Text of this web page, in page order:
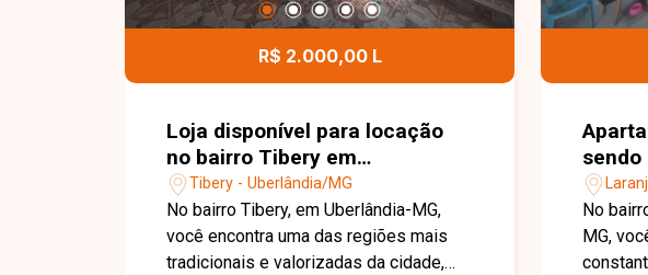
atividades comerciais. Uma excelente
escolas, consultórios ou empresas que
muito bem localizado. Entre em contato
para mais informações e agende uma
visita para conhecer esta excelente
oportunidade comercial.
busca
custo-
agende
R$ 2.000,00 L
Loja disponível para locação
no bairro Tibery em
Uberlândia-MG.
Tibery - Uberlândia/MG
No bairro Tibery, em Uberlândia-MG,
você encontra uma das regiões mais
tradicionais e valorizadas da cidade,
sendo 1 suíte
venda
No
MG,